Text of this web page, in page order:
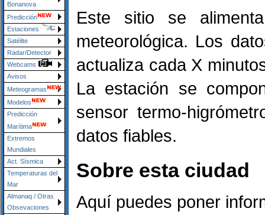
Bonanova
Predicción
Estaciones
Satélite
Radar/Detector
Webcams
Avisos
Meteogramas
Modelos
Predicción
Marítima
Extremos
Mundiales
Act. Sísmica
Temperaturas del
Mar
Almanaq / Otras
Obsevaciones
Este sitio se
meteorológica. Los
actualiza cada X
La estación se
sensor termo-
datos fiables.
Sobre esta ciudad
Aquí puedes poner